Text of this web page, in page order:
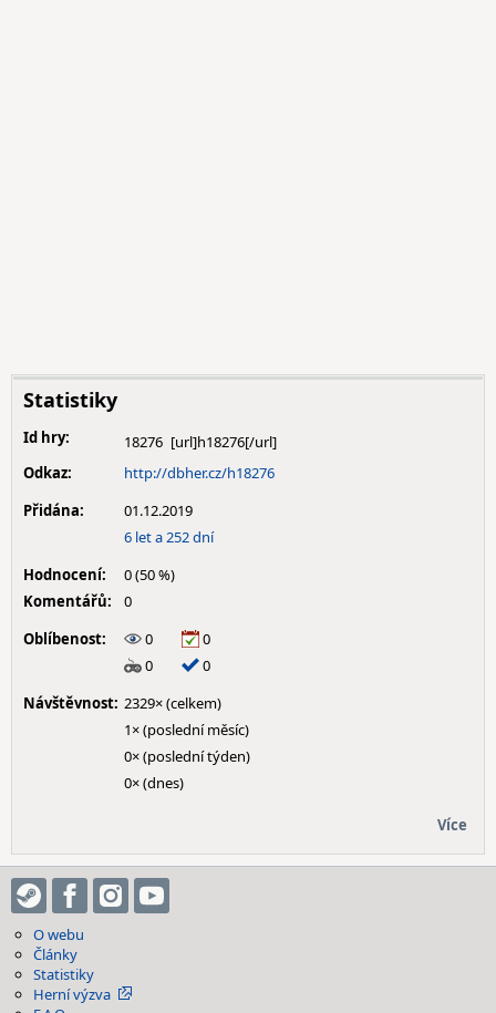
Statistiky
Id hry:
18276
Odkaz:
http://dbher.cz/h18276
Přidána:
01.12.2019
6 let a 252 dní
Hodnocení:
0 (50 %)
Komentářů:
0
Oblíbenost:
0
0
0
0
Návštěvnost: 2329× (celkem)
1× (poslední měsíc)
0× (poslední týden)
0× (dnes)
Více
O webu
Články
Statistiky
Herní výzva